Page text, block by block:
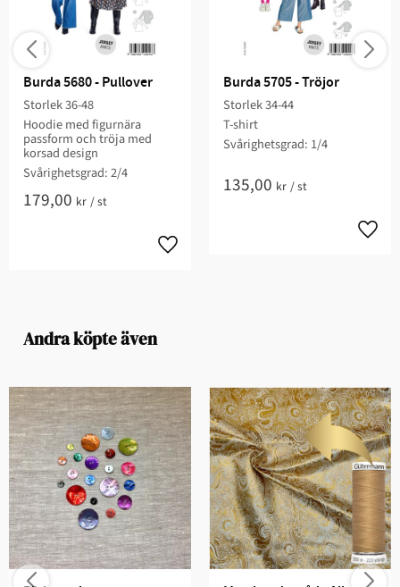
Burda 5680 - Pullover
Storlek 36-48
Hoodie med figurnära
passform och tröja med
korsad design
Svårighetsgrad: 2/4
179,00 kr /st
Burda 5705 - Tröjor
Storlek 34-44
T-shirt
Svårighetsgrad: 1/4
135,00 kr /st
Andra köpte även